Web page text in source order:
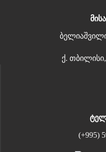
ქ.
(+995)